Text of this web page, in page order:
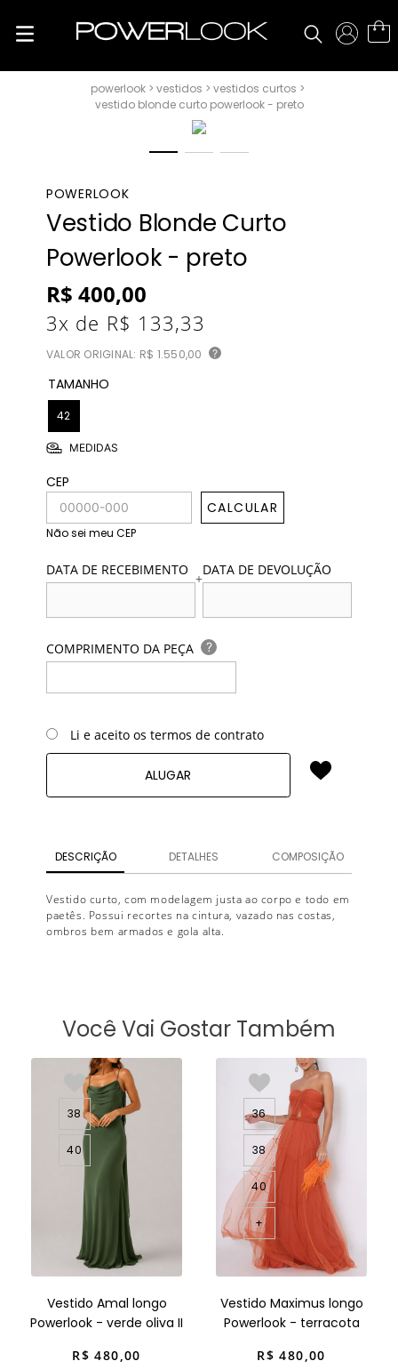
vestidos
vestidos curtos
vestido blonde curto powerlook - preto
POWERLOOK
Vestido Blonde Curto
Powerlook - preto
R$ 400,00
3x de R$ 133,33
VALOR ORIGINAL: R$ 1.550,00 ?
TAMANHO
42
MEDIDAS
CEP
CALCULAR
Não sei meu CEP
DATA DE RECEBIMENTO +DATA DE DEVOLUÇÃO
COMPRIMENTO DA PEÇA ?
Li e aceito os termos de contrato
ALUGAR
DESCRIÇÃO DETALHES COMPOSIÇÃO
Vestido curto, com modelagem justa ao corpo e todo em
paetês. Possui recortes na cintura, vazado nas costas,
ombros bem armados e gola alta.
Você Vai Gostar Também
38
40
Vestido Amal longo
Powerlook - verde oliva II
R$ 480,00
36
38
40
+
Vestido Maximus longo
Powerlook - terracota
R$ 480,00